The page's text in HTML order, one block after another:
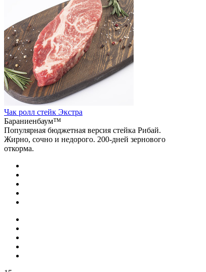
Чак ролл стейк Экстра
Бараниенбаум™
Популярная бюджетная версия стейка Рибай.
Жирно, сочно и недорого. 200-дней зернового
откорма.